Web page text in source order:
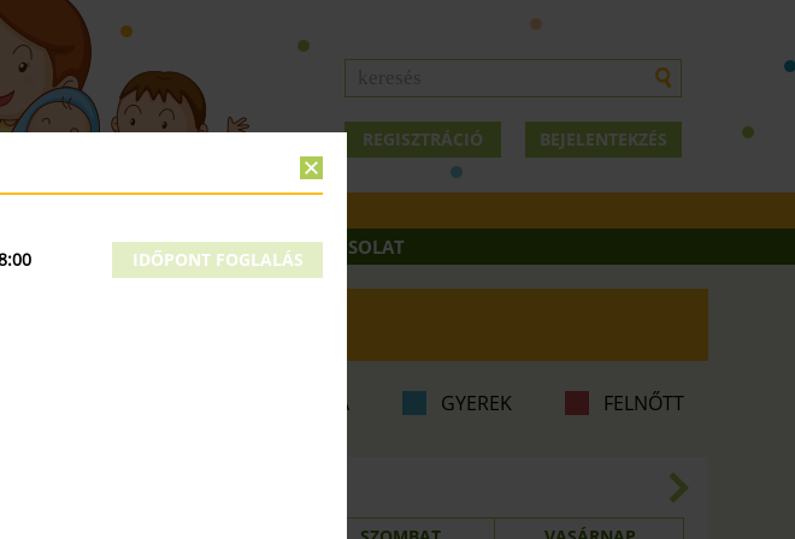
REGISZTRÁCIÓ BEJELENTEKZÉS
Zárva tart
SZÜLETÉSNAPI ZSÚROK KAPCSOLAT
BABA-MAMA GYEREK FELNŐTT
IDŐPONT FOGLALÁS